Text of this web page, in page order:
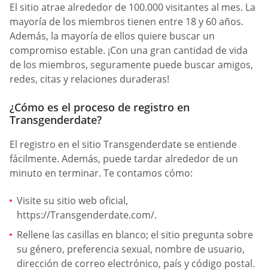
El sitio atrae alrededor de 100.000 visitantes al mes. La
mayoría de los miembros tienen entre 18 y 60 años.
Además, la mayoría de ellos quiere buscar un
compromiso estable. ¡Con una gran cantidad de vida
de los miembros, seguramente puede buscar amigos,
redes, citas y relaciones duraderas!
¿Cómo es el proceso de registro en
Transgenderdate?
El registro en el sitio Transgenderdate se entiende
fácilmente. Además, puede tardar alrededor de un
minuto en terminar. Te contamos cómo:
Visite su sitio web oficial,
https://Transgenderdate.com/.
Rellene las casillas en blanco; el sitio pregunta sobre
su género, preferencia sexual, nombre de usuario,
dirección de correo electrónico, país y código postal.